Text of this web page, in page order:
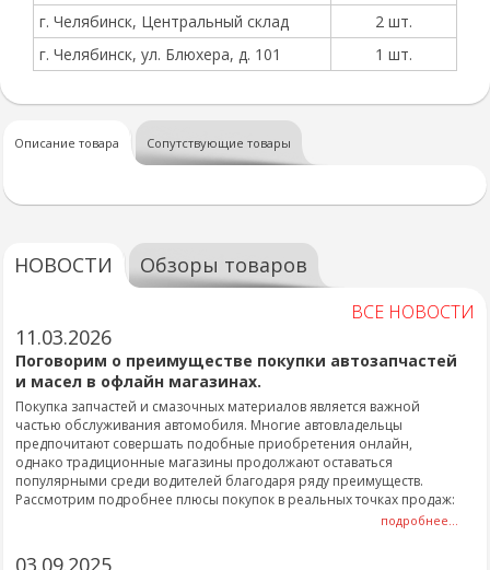
г. Челябинск, Центральный склад
2 шт.
г. Челябинск, ул. Блюхера, д. 101
1 шт.
Описание товара Сопутствующие товары
НОВОСТИ Обзоры товаров
ВСЕ НОВОСТИ
11.03.2026
Поговорим о преимуществе покупки автозапчастей
и масел в офлайн магазинах.
Покупка запчастей и смазочных материалов является важной
частью обслуживания автомобиля. Многие автовладельцы
предпочитают совершать подобные приобретения онлайн,
однако традиционные магазины продолжают оставаться
популярными среди водителей благодаря ряду преимуществ.
Рассмотрим подробнее плюсы покупок в реальных точках продаж:
подробнее...
03.09.2025